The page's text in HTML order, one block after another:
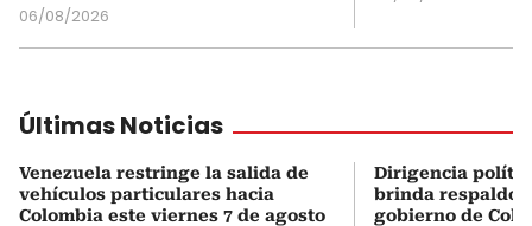
06/08/2026
Últimas Noticias
Venezuela restringe la salida de
vehículos particulares hacia
Colombia este viernes 7 de agosto
Dirigencia
brinda respaldo
gobierno de